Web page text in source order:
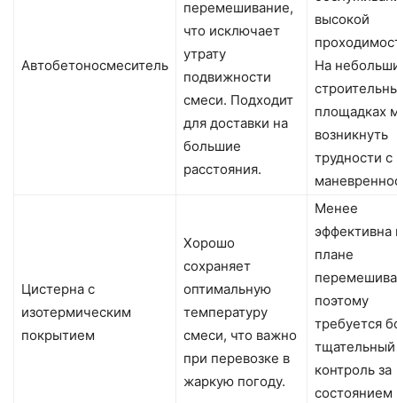
Автобетоносмеситель
перемешивание,
что исключает
утрату
подвижности
смеси. Подходит
для доставки на
большие
расстояния.
высокой
На
площадках
возникнуть
трудности с
Цистерна с
изотермическим
покрытием
Хорошо
сохраняет
оптимальную
температуру
смеси, что важно
при перевозке в
жаркую погоду.
Менее
эффективна
плане
поэтому
требуется
тщательный
контроль за
состоянием